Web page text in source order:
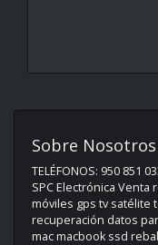
Sobre Nosotros
TELÉFONOS: 950 851
SPC Electrónica
móviles gps tv satélite
recuperación datos
mac macbook ssd